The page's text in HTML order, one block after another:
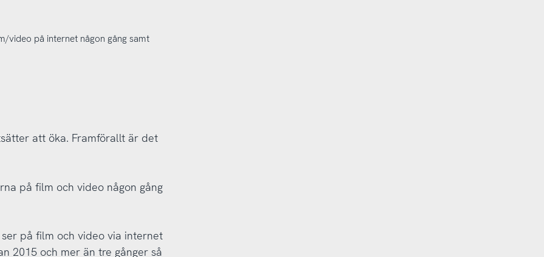
video på internet någon gång samt
att öka. Framförallt är det
på film och video någon gång
på film och video via internet
2015 och mer än tre gånger så